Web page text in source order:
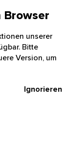
Browser
unserer
Bitte
Version, um
Ignorieren